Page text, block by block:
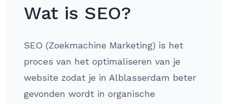
Wat is SEO?
SEO (Zoekmachine Marketing) is het
proces van het optimaliseren van je
website zodat je in Alblasserdam beter
gevonden wordt in organische